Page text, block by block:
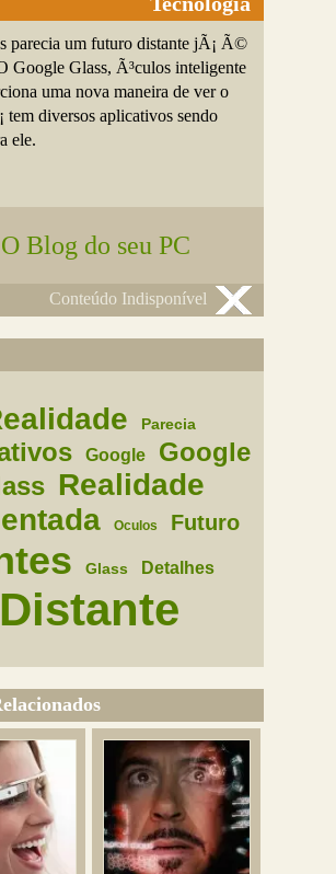
parecia um futuro distante jÃ¡ Ã©
Google Glass, Ã³culos inteligente
uma nova maneira de ver o
tem diversos aplicativos sendo
ele.
O Blog do seu PC
Conteúdo Indisponível
Parecia
Google
Google
Realidade
Oculos Futuro
Glass Detalhes
Distante